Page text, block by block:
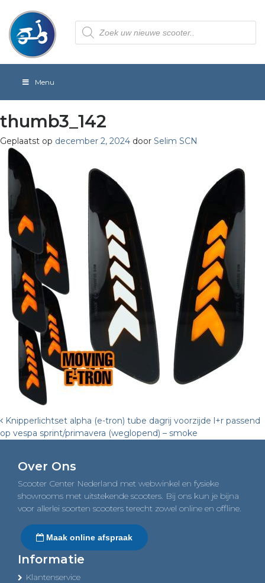
Producten
zoeken
Menu
thumb3_142
Geplaatst op december 2, 2024 door Selim SCN
Post
navigation
Knipperlichtset alpha (e-tron) tube dagrij voorzijde l+r passend
op vespa sprint/primavera (weglopend) – smoke
Over Ons
Scooter Center Nederland met webwinkel en fysieke
showrooms met uitstekende scooters. Bij ons kun je bijna
voor allerlei soorten scooters terecht zowel online en offline.
Maak online afspraak
Informatie
Klantenservice